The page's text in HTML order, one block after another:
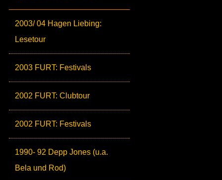
2003/ 04 Hagen Liebing:
Lesetour
2003 FURT: Festivals
2002 FURT: Clubtour
2002 FURT: Festivals
1990- 92 Depp Jones (u.a.
Bela und Rod)